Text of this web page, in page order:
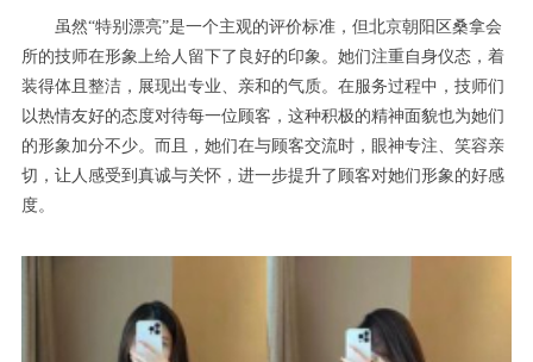
虽然“特别漂亮”是一个主观的评价标准，但北京朝阳区桑拿会
所的技师在形象上给人留下了良好的印象。她们注重自身仪态，着
装得体且整洁，展现出专业、亲和的气质。在服务过程中，技师们
以热情友好的态度对待每一位顾客，这种积极的精神面貌也为她们
的形象加分不少。而且，她们在与顾客交流时，眼神专注、笑容亲
切，让人感受到真诚与关怀，进一步提升了顾客对她们形象的好感
度。